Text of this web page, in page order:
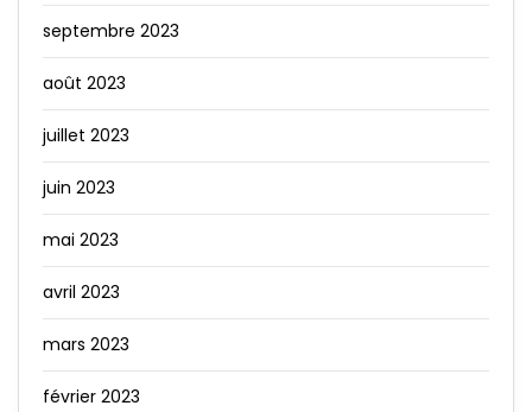
septembre 2023
août 2023
juillet 2023
juin 2023
mai 2023
avril 2023
mars 2023
février 2023